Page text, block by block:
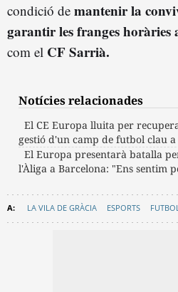
condició de mantenir la
garantir les franges horàries
com el CF Sarrià.
Notícies relacionades
El CE Europa lluita per
gestió d'un camp de futbol clau
El Europa presentarà batalla
l'Àliga a Barcelona: "Ens sentim
LA VILA DE GRÀCIA ESPORTS